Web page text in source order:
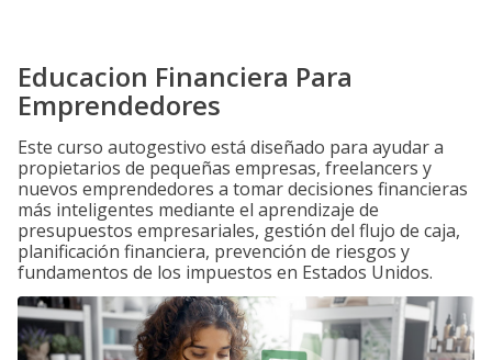
Educacion Financiera Para
Emprendedores
Este curso autogestivo está diseñado para ayudar a
propietarios de pequeñas empresas, freelancers y
nuevos emprendedores a tomar decisiones financieras
más inteligentes mediante el aprendizaje de
presupuestos empresariales, gestión del flujo de caja,
planificación financiera, prevención de riesgos y
fundamentos de los impuestos en Estados Unidos.